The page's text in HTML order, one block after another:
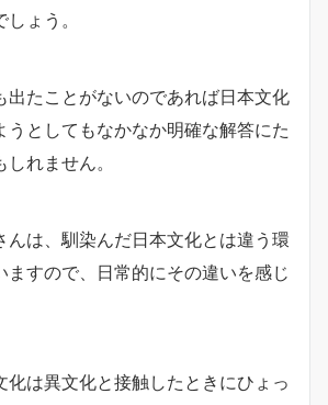
ょう。
出たことがないのであれば日本文化
うとしてもなかなか明確な解答にた
れません。
んは、馴染んだ日本文化とは違う環
ますので、日常的にその違いを感じ
化は異文化と接触したときにひょっ